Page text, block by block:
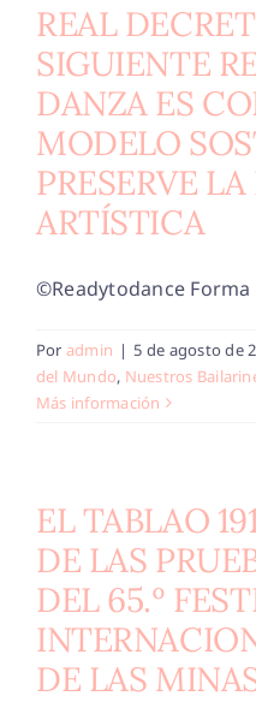
REAL
SIGUIENTE
DANZA ES
MODELO
PRESERVE
ARTÍSTICA
©Readytodance
Por admin | 5 de agosto de
del Mundo, Nuestros
Más información
EL TABLAO
DE LAS
DEL 65.º
DE LAS